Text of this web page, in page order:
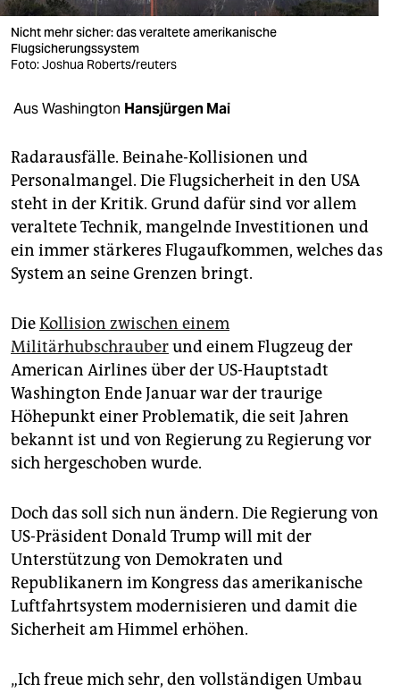
shop
fragen & hilfe
genossenschaft
epaper login
Nicht mehr sicher: das veraltete amerikanische
Flugsicherungssystem
Foto: Joshua Roberts/reuters
Aus Washington Hansjürgen Mai
Radarausfälle. Beinahe-Kollisionen und
Personalmangel. Die Flugsicherheit in den USA
steht in der Kritik. Grund dafür sind vor allem
veraltete Technik, mangelnde Investitionen und
ein immer stärkeres Flugaufkommen, welches das
System an seine Grenzen bringt.
DieKollision zwischen einem
Militärhubschrauberund einem Flugzeug der
American Airlines über der US-Hauptstadt
Washington Ende Januar war der traurige
Höhepunkt einer Problematik, die seit Jahren
bekannt ist und von Regierung zu Regierung vor
sich hergeschoben wurde.
Doch das soll sich nun ändern. Die Regierung von
US-Präsident Donald Trump will mit der
Unterstützung von Demokraten und
Republikanern im Kongress das amerikanische
Luftfahrtsystem modernisieren und damit die
Sicherheit am Himmel erhöhen.
„Ich freue mich sehr, den vollständigen Umbau